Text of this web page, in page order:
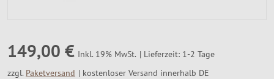
149,00 € Inkl. 19% MwSt.
Lieferzeit: 1-2 Tage
zzgl. Paketversand kostenloser Versand innerhalb DE